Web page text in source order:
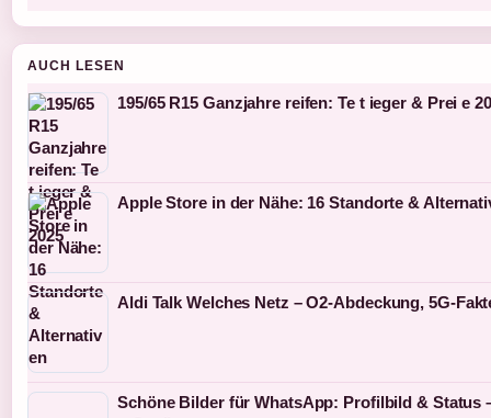
AUCH LESEN
195/65 R15 Ganzjahre reifen: Te t ieger & Prei e
Apple Store in der Nähe: 16 Standorte &
Aldi Talk Welches Netz – O2-Abdeckung, 5G-
Schöne Bilder für WhatsApp: Profilbild & Status